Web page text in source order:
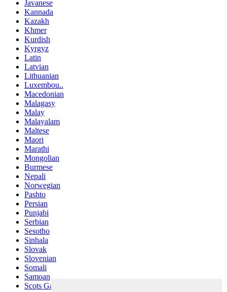
Javanese
Kannada
Kazakh
Khmer
Kurdish
Kyrgyz
Latin
Latvian
Lithuanian
Luxembou..
Macedonian
Malagasy
Malay
Malayalam
Maltese
Maori
Marathi
Mongolian
Burmese
Nepali
Norwegian
Pashto
Persian
Punjabi
Serbian
Sesotho
Sinhala
Slovak
Slovenian
Somali
Samoan
Scots Gaelic